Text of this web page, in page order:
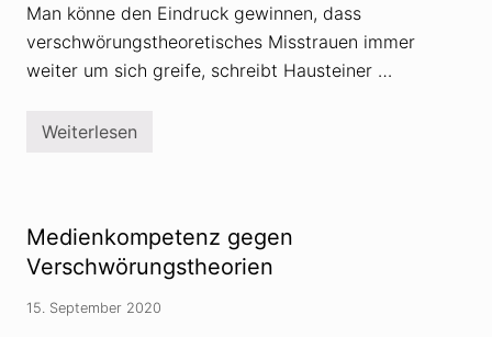
d
V
e
r
h
w
g
s
t
e
o
Man könne den Eindruck gewinnen, dass
verschwörungstheoretisches Misstrauen immer
weiter um sich greife, schreibt Hausteiner …
V
w
ö
r
n
Weiterlesen
Medienkompetenz gegen
Verschwörungstheorien
15. September 2020